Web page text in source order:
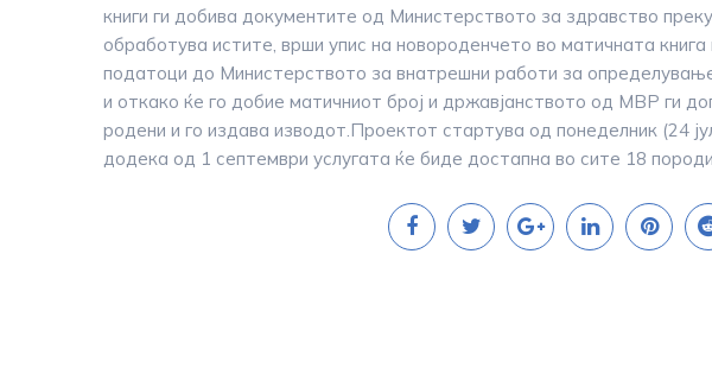
книги ги добива документите од Министерството за здравство
обработува истите, врши упис на новороденчето во матичната
податоци до Министерството за внатрешни работи за
и откако ќе го добие матичниот број и државјанството од МВР ги
родени и го издава изводот.Проектот стартува од понеделник (24
додека од 1 септември услугата ќе биде достапна во сите 18